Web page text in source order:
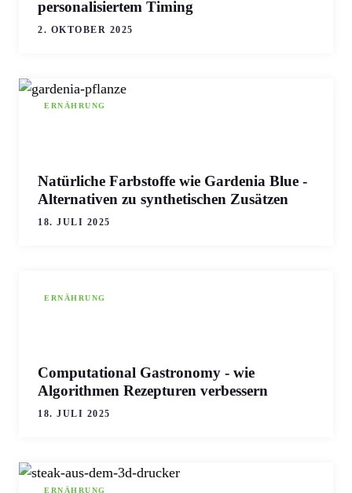
personalisiertem Timing
2. OKTOBER 2025
ERNÄHRUNG
Natürliche Farbstoffe wie Gardenia Blue -
Alternativen zu synthetischen Zusätzen
18. JULI 2025
ERNÄHRUNG
Computational Gastronomy - wie
Algorithmen Rezepturen verbessern
18. JULI 2025
ERNÄHRUNG